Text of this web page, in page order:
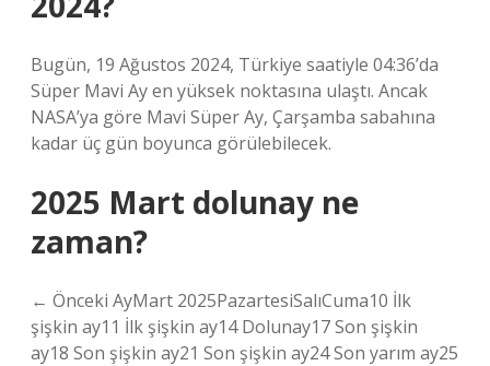
Bugün, 19 Ağustos 2024, Türkiye saatiyle 04:36’da
Süper Mavi Ay en yüksek noktasına ulaştı. Ancak
NASA’ya göre Mavi Süper Ay, Çarşamba sabahına
kadar üç gün boyunca görülebilecek.
2025 Mart dolunay ne
zaman?
← Önceki AyMart 2025PazartesiSalıCuma10 İlk
şişkin ay11 İlk şişkin ay14 Dolunay17 Son şişkin
ay18 Son şişkin ay21 Son şişkin ay24 Son yarım ay25